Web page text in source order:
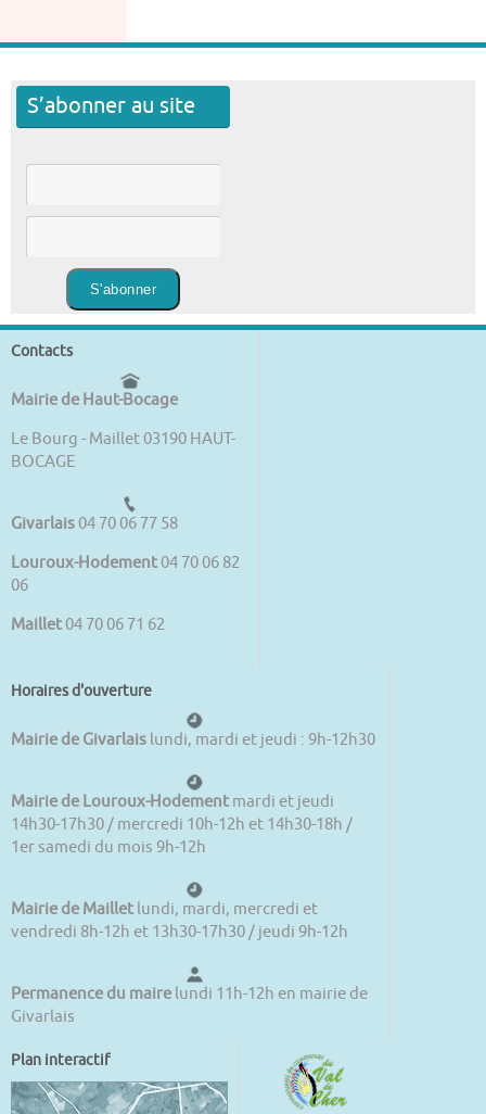
S’abonner au site
Contacts
Mairie de Haut-Bocage
Le Bourg - Maillet 03190 HAUT-
BOCAGE
Givarlais 04 70 06 77 58
Louroux-Hodement 04 70 06 82
06
Maillet 04 70 06 71 62
Horaires d'ouverture
Mairie de Givarlais lundi, mardi et jeudi : 9h-12h30
Mairie de Louroux-Hodement mardi et jeudi
14h30-17h30 / mercredi 10h-12h et 14h30-18h /
1er samedi du mois 9h-12h
Mairie de Maillet lundi, mardi, mercredi et
vendredi 8h-12h et 13h30-17h30 / jeudi 9h-12h
Permanence du maire lundi 11h-12h en mairie de
Givarlais
Plan interactif